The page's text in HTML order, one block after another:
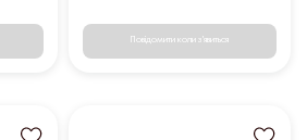
Повідомити коли з'явиться